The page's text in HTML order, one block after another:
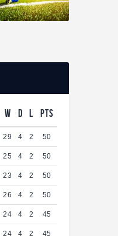
W D L Pts
29 4 2 50
25 4 2 50
23 4 2 50
26 4 2 50
24 4 2 45
24 4 2 45